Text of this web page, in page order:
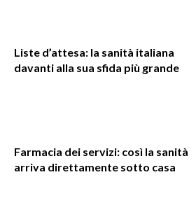
Liste d’attesa: la sanità italiana
davanti alla sua sfida più grande
Farmacia dei servizi: così la sanità
arriva direttamente sotto casa